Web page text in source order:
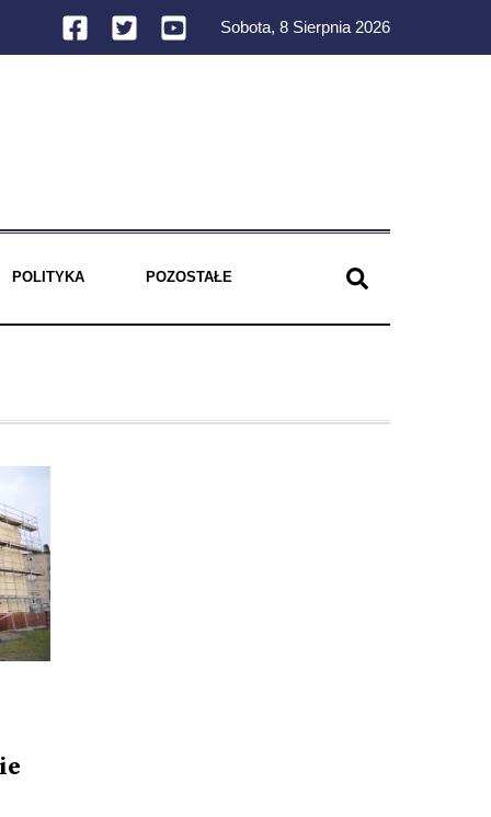
Sobota, 8 Sierpnia 2026
POLITYKA POZOSTAŁE